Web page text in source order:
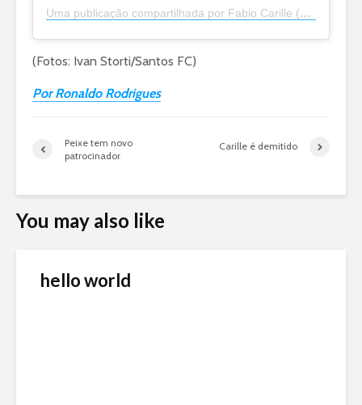
Uma publicação compartilhada por Fabio Carille (@fabiocarille)
(Fotos: Ivan Storti/Santos FC)
Por Ronaldo Rodrigues
Peixe tem novo
patrocinador
Carille é demitido
You may also like
hello world